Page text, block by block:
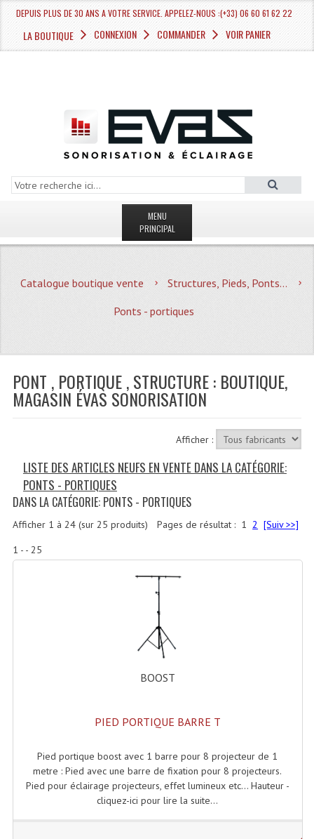
DEPUIS PLUS DE 30 ANS A VOTRE SERVICE. APPELEZ-NOUS :(+33) 06 60 61 62 22
LA BOUTIQUE CONNEXION COMMANDER VOIR PANIER
MENU
PRINCIPAL
MAGASIN
Quoi De Neuf?
Plan Acces, Horaires.
Location De Matériel
Recevoir Nos Promotions
Sonorisation
Accessoires Enceintes
Diamants
Selecteurs Audio Vidéo
Amplificateurs
Catalogue boutique vente
Structures, Pieds, Ponts...
Ponts - portiques
PONT , PORTIQUE , STRUCTURE : BOUTIQUE,
MAGASIN ÉVAS SONORISATION
Afficher :
LISTE DES ARTICLES NEUFS EN VENTE DANS LA CATÉGORIE:
PONTS - PORTIQUES
DANS LA CATÉGORIE: PONTS - PORTIQUES
Pages de résultat : 1 2 [Suiv >>]
Afficher 1 à 24(sur 25 produits)
1 - - 25
BOOST
PIED PORTIQUE BARRE T
Pied portique boost avec 1 barre pour 8 projecteur de 1
metre : Pied avec une barre de fixation pour 8 projecteurs.
Pied pour éclairage projecteurs, effet lumineux etc... Hauteur -
cliquez-ici pour lire la suite...